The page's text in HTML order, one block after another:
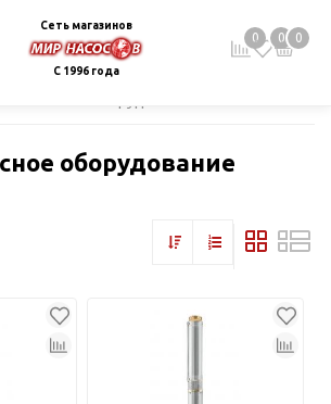
Сеть магазинов
С 1996 года
0 0 0
оборудование